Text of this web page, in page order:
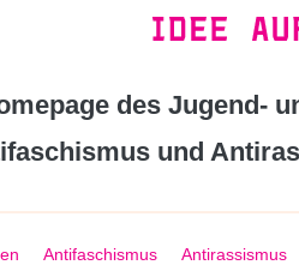
des Jugend-
und
Antifaschismus Antirassismus